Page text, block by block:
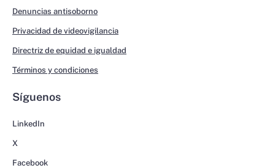
Denuncias antisoborno
Privacidad de videovigilancia
Directriz de equidad e igualdad
Términos y condiciones
Síguenos
LinkedIn
X
Facebook